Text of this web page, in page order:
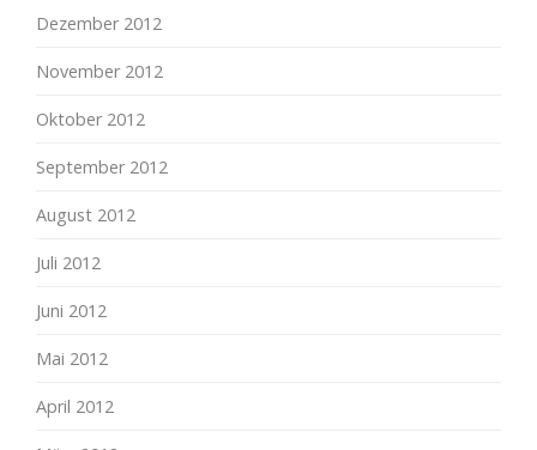
Dezember 2012
November 2012
Oktober 2012
September 2012
August 2012
Juli 2012
Juni 2012
Mai 2012
April 2012